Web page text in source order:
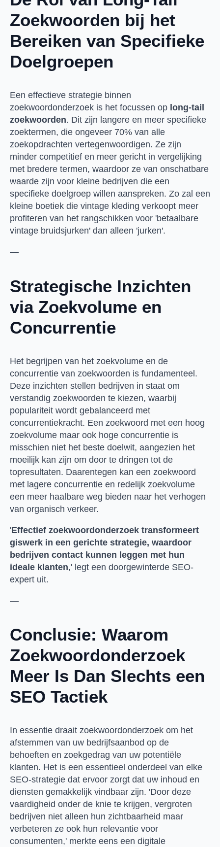
Zoekwoorden bij het
Bereiken van Specifieke
Doelgroepen
Een effectieve strategie binnen
zoekwoordonderzoek is het focussen op long-tail
zoekwoorden. Dit zijn langere en meer specifieke
zoektermen, die ongeveer 70% van alle
zoekopdrachten vertegenwoordigen. Ze zijn
minder competitief en meer gericht in vergelijking
met bredere termen, waardoor ze van onschatbare
waarde zijn voor kleine bedrijven die een
specifieke doelgroep willen aanspreken. Zo zal een
kleine boetiek die vintage kleding verkoopt meer
profiteren van het rangschikken voor 'betaalbare
vintage bruidsjurken' dan alleen 'jurken'.
—
Strategische Inzichten
via Zoekvolume en
Concurrentie
Het begrijpen van het zoekvolume en de
concurrentie van zoekwoorden is fundamenteel.
Deze inzichten stellen bedrijven in staat om
verstandig zoekwoorden te kiezen, waarbij
populariteit wordt gebalanceerd met
concurrentiekracht. Een zoekwoord met een hoog
zoekvolume maar ook hoge concurrentie is
misschien niet het beste doelwit, aangezien het
moeilijk kan zijn om door te dringen tot de
topresultaten. Daarentegen kan een zoekwoord
met lagere concurrentie en redelijk zoekvolume
een meer haalbare weg bieden naar het verhogen
van organisch verkeer.
'Effectief zoekwoordonderzoek transformeert
giswerk in een gerichte strategie, waardoor
bedrijven contact kunnen leggen met hun
ideale klanten,' legt een doorgewinterde SEO-
expert uit.
—
Conclusie: Waarom
Zoekwoordonderzoek
Meer Is Dan Slechts een
SEO Tactiek
In essentie draait zoekwoordonderzoek om het
afstemmen van uw bedrijfsaanbod op de
behoeften en zoekgedrag van uw potentiële
klanten. Het is een essentieel onderdeel van elke
SEO-strategie dat ervoor zorgt dat uw inhoud en
diensten gemakkelijk vindbaar zijn. 'Door deze
vaardigheid onder de knie te krijgen, vergroten
bedrijven niet alleen hun zichtbaarheid maar
verbeteren ze ook hun relevantie voor
consumenten,' merkte eens een digitale